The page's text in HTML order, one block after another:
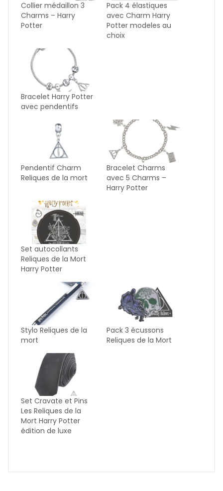
Collier médaillon 3
Charms – Harry
Potter
Pack 4 élastiques
avec Charm Harry
Potter modeles au
choix
Bracelet Harry Potter
avec pendentifs
Pendentif Charm
Reliques de la mort
Bracelet Charms
avec 5 Charms –
Harry Potter
Set autocollants
Reliques de la Mort
Harry Potter
Stylo Reliques de la
mort
Pack 3 écussons
Reliques de la Mort
Set Cravate et Pins
Les Reliques de la
Mort Harry Potter
édition de luxe